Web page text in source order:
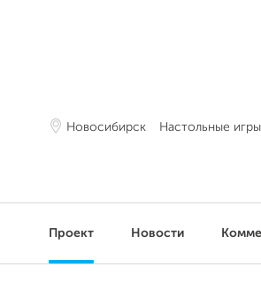
Новосибирск Настольные игры
Проект Новости